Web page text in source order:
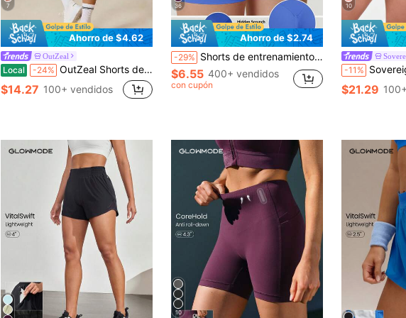
7
Ahorro de $4.62
OutZeal
Local -24% OutZeal Shorts de gimnasia para mujer, shorts deportivos blancos de unicolor, para verano y primavera, tenis, fitness, casual, con shorts integrados, pantalones activos
$14.27 100+ vendidos
36
Ahorro de $2.74
-29% Shorts de entrenamiento sin costuras de cintura alta con levantamiento de glúteos para mujeres, control de abdomen sin costura frontal a prueba de sentadillas con elasticidad en 4 direcciones para gimnasio yoga y ciclismo, deportes
$6.55 400+ vendidos
con cupón
10
-11% Sovereign Charm Pantalones cortos
$21.29
10